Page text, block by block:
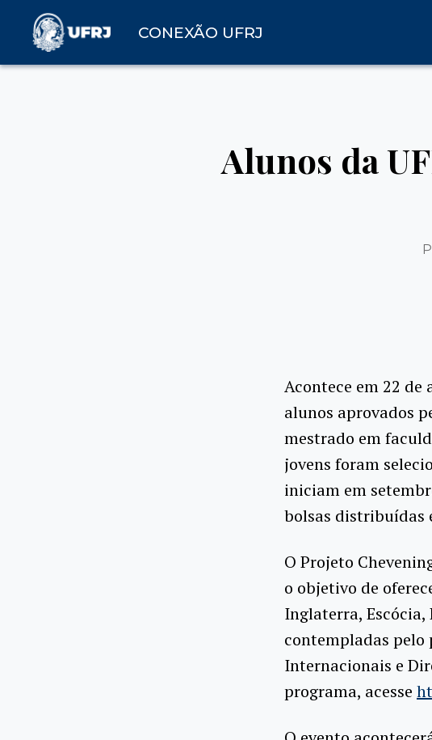
CONEXÃO UFRJ
Alunos da
Acontece em 22 de
alunos aprovados
mestrado em
jovens foram
iniciam em
bolsas distribuídas
O Projeto
o objetivo de
Inglaterra, Escócia,
contempladas pelo
Internacionais e
programa, acesse